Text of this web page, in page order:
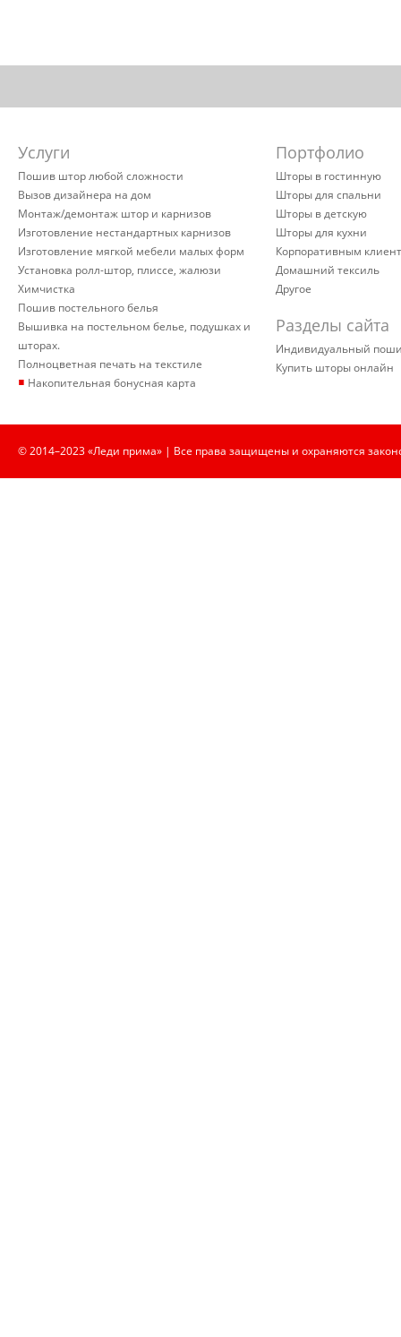
Услуги
Пошив штор любой сложности
Вызов дизайнера на дом
Монтаж/демонтаж штор и карнизов
Изготовление нестандартных карнизов
Изготовление мягкой мебели малых форм
Установка ролл-штор, плиссе, жалюзи
Химчистка
Пошив постельного белья
Вышивка на постельном белье, подушках и
шторах.
Полноцветная печать на текстиле
▪ Накопительная бонусная карта
Портфолио
Шторы в гостинную
Шторы для спальни
Шторы в детскую
Шторы для кухни
Корпоративным
Домашний тексиль
Другое
Разделы сайта
Индивидуальный
Купить шторы онлайн
© 2014–2023 «Леди прима» | Все права защищены и охраняются